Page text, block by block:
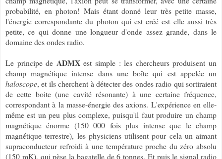
probabilité, en photon! Mais étant donné leur très petite masse,
l'énergie correspondante du photon qui est créé est elle aussi très
petite, ce qui donne une longueur d'onde assez grande, dans le
domaine des ondes radio.
Le principe de ADMXest simple : les chercheurs produisent un
champ magnétique intense dans une boîte qui est appelée un
haloscope, et ils cherchent à détecter des ondes radio qui sortiraient
de cette boite (une cavité résonante) à une certaine fréquence,
correspondant à la masse-énergie des axions. L'expérience en elle-
même est un peu plus complexe, puisqu'il faut produire un champ
magnétique énorme (150 000 fois plus intense que le champ
magnétique terrestre), les physiciens utilisent pour cela un aimant
supraconducteur refroidi à une température proche du zéro absolu
(150 mK), qui pèse la bagatelle de 6 tonnes. Et puis le signal radio